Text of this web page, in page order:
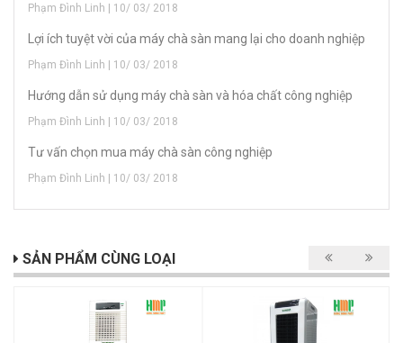
Phạm Đình Linh | 10/ 03/ 2018
Lợi ích tuyệt vời của máy chà sàn mang lại cho doanh nghiệp
Phạm Đình Linh | 10/ 03/ 2018
Hướng dẫn sử dụng máy chà sàn và hóa chất công nghiệp
Phạm Đình Linh | 10/ 03/ 2018
Tư vấn chọn mua máy chà sàn công nghiệp
Phạm Đình Linh | 10/ 03/ 2018
SẢN PHẨM CÙNG LOẠI